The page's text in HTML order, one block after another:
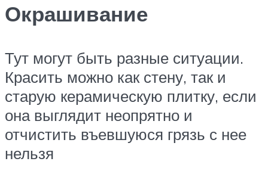
Окрашивание
Тут могут быть разные ситуации.
Красить можно как стену, так и
старую керамическую плитку, если
она выглядит неопрятно и
отчистить въевшуюся грязь с нее
нельзя